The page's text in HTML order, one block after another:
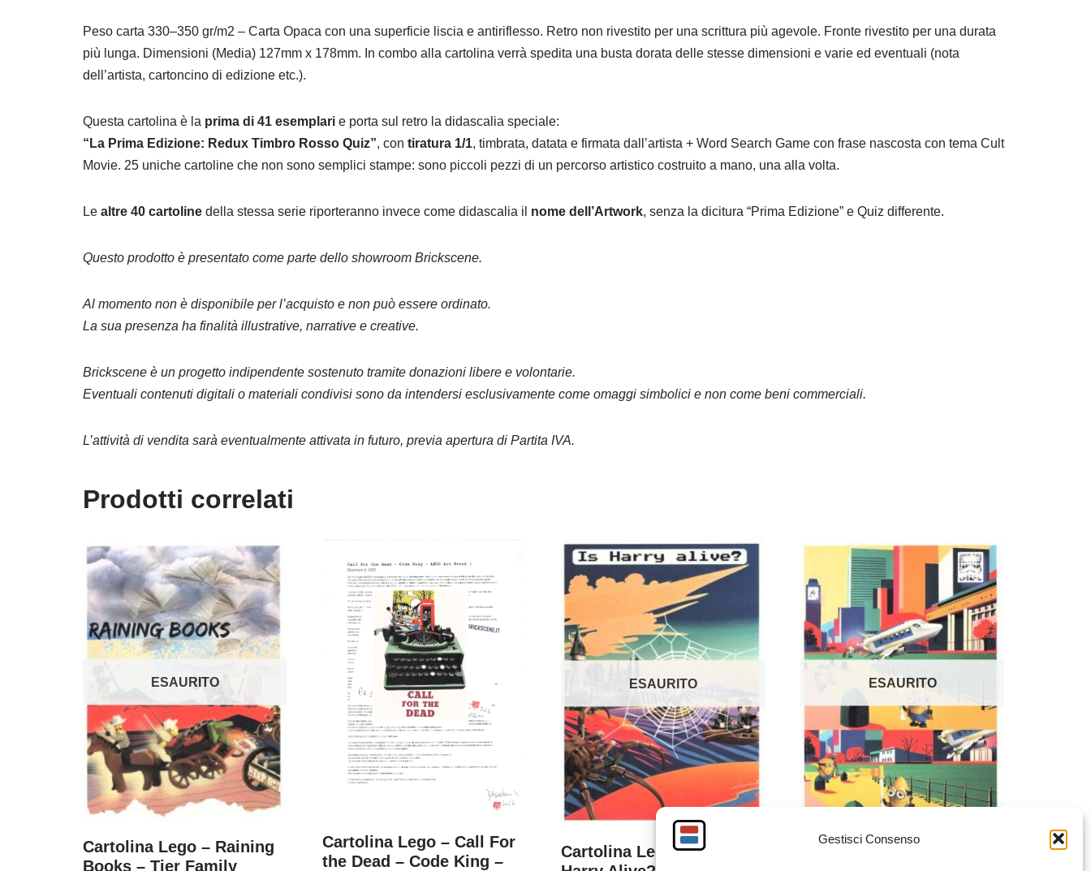
Gestisci Consenso
Peso carta 330–350 gr/m2 – Carta Opaca con una superficie liscia e antiriflesso. Retro non rivestito per una scrittura più agevole. Fronte rivestito per una durata
più lunga. Dimensioni (Media) 127mm x 178mm. In combo alla cartolina verrà spedita una busta dorata delle stesse dimensioni e varie ed eventuali (nota
dell’artista, cartoncino di edizione etc.).
Questa cartolina è la prima di 41 esemplari e porta sul retro la didascalia speciale:
“La Prima Edizione: Redux Timbro Rosso Quiz”, con tiratura 1/1, timbrata, datata e firmata dall’artista + Word Search Game con frase nascosta con tema Cult
Movie. 25 uniche cartoline che non sono semplici stampe: sono piccoli pezzi di un percorso artistico costruito a mano, una alla volta.
Le altre 40 cartoline della stessa serie riporteranno invece come didascalia il nome dell’Artwork, senza la dicitura “Prima Edizione” e Quiz differente.
Questo prodotto è presentato come parte dello showroom Brickscene.
Al momento non è disponibile per l’acquisto e non può essere ordinato.
La sua presenza ha finalità illustrative, narrative e creative.
Brickscene è un progetto indipendente sostenuto tramite donazioni libere e volontarie.
Eventuali contenuti digitali o materiali condivisi sono da intendersi esclusivamente come omaggi simbolici e non come beni commerciali.
L’attività di vendita sarà eventualmente attivata in futuro, previa apertura di Partita IVA.
Prodotti correlati
ESAURITO
Cartolina Lego – Raining
Books – Tier Family
Cartolina Lego – Call For
the Dead – Code King –
ESAURITO
Cartolina Lego Media – Is
ESAURITO
Cartolina Lego – Join The